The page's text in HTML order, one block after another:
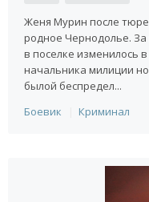
Женя Мурин после
родное Чернодолье. За
в поселке изменилось
начальника милиции
былой беспредел...
Боевик
Криминал